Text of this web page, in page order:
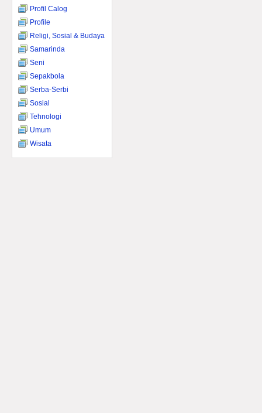
Profil Calog
Profile
Religi, Sosial & Budaya
Samarinda
Seni
Sepakbola
Serba-Serbi
Sosial
Tehnologi
Umum
Wisata